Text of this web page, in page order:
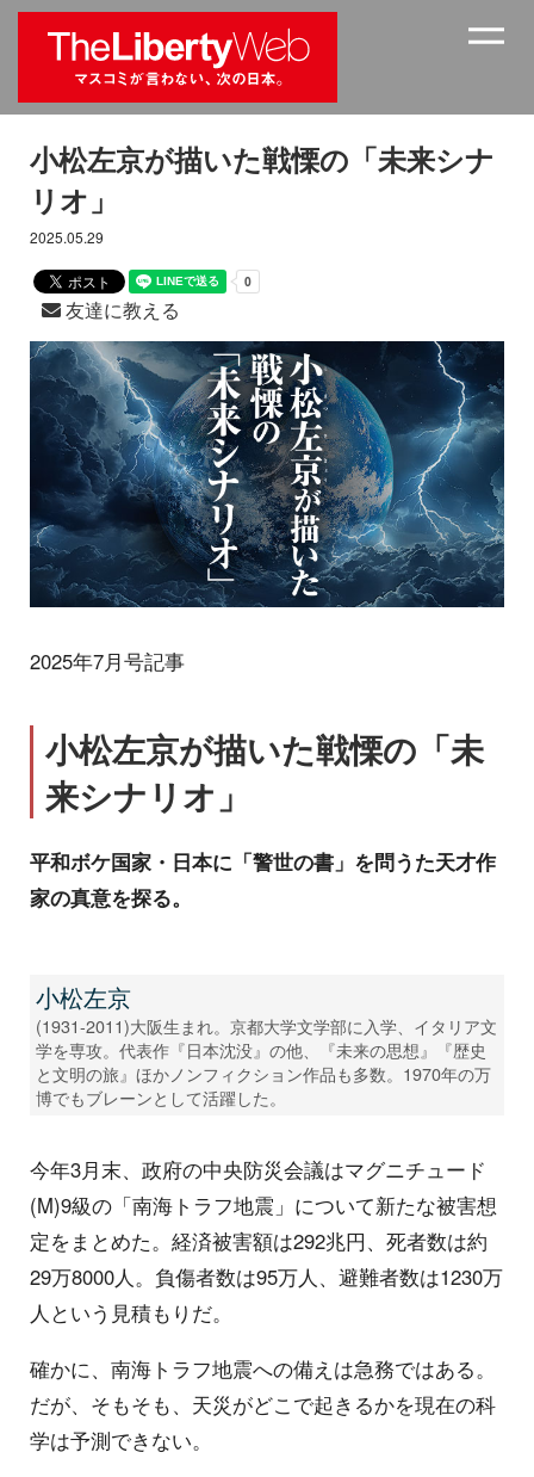
小松左京が描いた戦慄の「未来シナ
リオ」
2025.05.29
友達に教える
2025年7月号記事
小松左京が描いた戦慄の「未
来シナリオ」
平和ボケ国家・日本に「警世の書」を問うた天才作
家の真意を探る。
小松左京
(1931-2011)大阪生まれ。京都大学文学部に入学、イタリア文
学を専攻。代表作『日本沈没』の他、『未来の思想』『歴史
と文明の旅』ほかノンフィクション作品も多数。1970年の万
博でもブレーンとして活躍した。
今年3月末、政府の中央防災会議はマグニチュード
(M)9級の「南海トラフ地震」について新たな被害想
定をまとめた。経済被害額は292兆円、死者数は約
29万8000人。負傷者数は95万人、避難者数は1230万
人という見積もりだ。
確かに、南海トラフ地震への備えは急務ではある。
だが、そもそも、天災がどこで起きるかを現在の科
学は予測できない。